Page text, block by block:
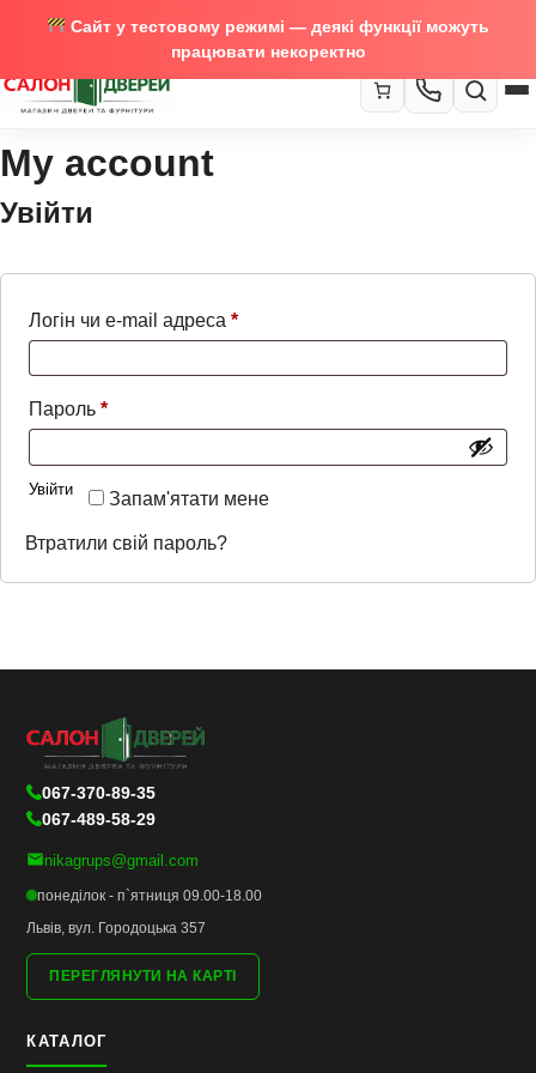
Сайт у тестовому режимі — деякі функції можуть
працювати некоректно
067-370-89-35
067-489-58-29
My account
Увійти
Логін чи e-mail адреса *Обов’язкове
Пароль *Обов’язкове
Запам'ятати мене
Увійти
Втратили свій пароль?
067-370-89-35
067-489-58-29
nikagrups@gmail.com
понеділок - п`ятниця 09.00-18.00
Львів, вул. Городоцька 357
ПЕРЕГЛЯНУТИ НА КАРТІ
КАТАЛОГ